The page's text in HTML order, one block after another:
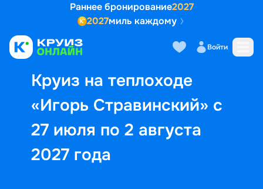
Раннее бронирование2027
2027миль каждому
Войти
Круиз на теплоходе
«Игорь Стравинский» с
27 июля по 2 августа
2027 года
Выбор кают Маршрут и